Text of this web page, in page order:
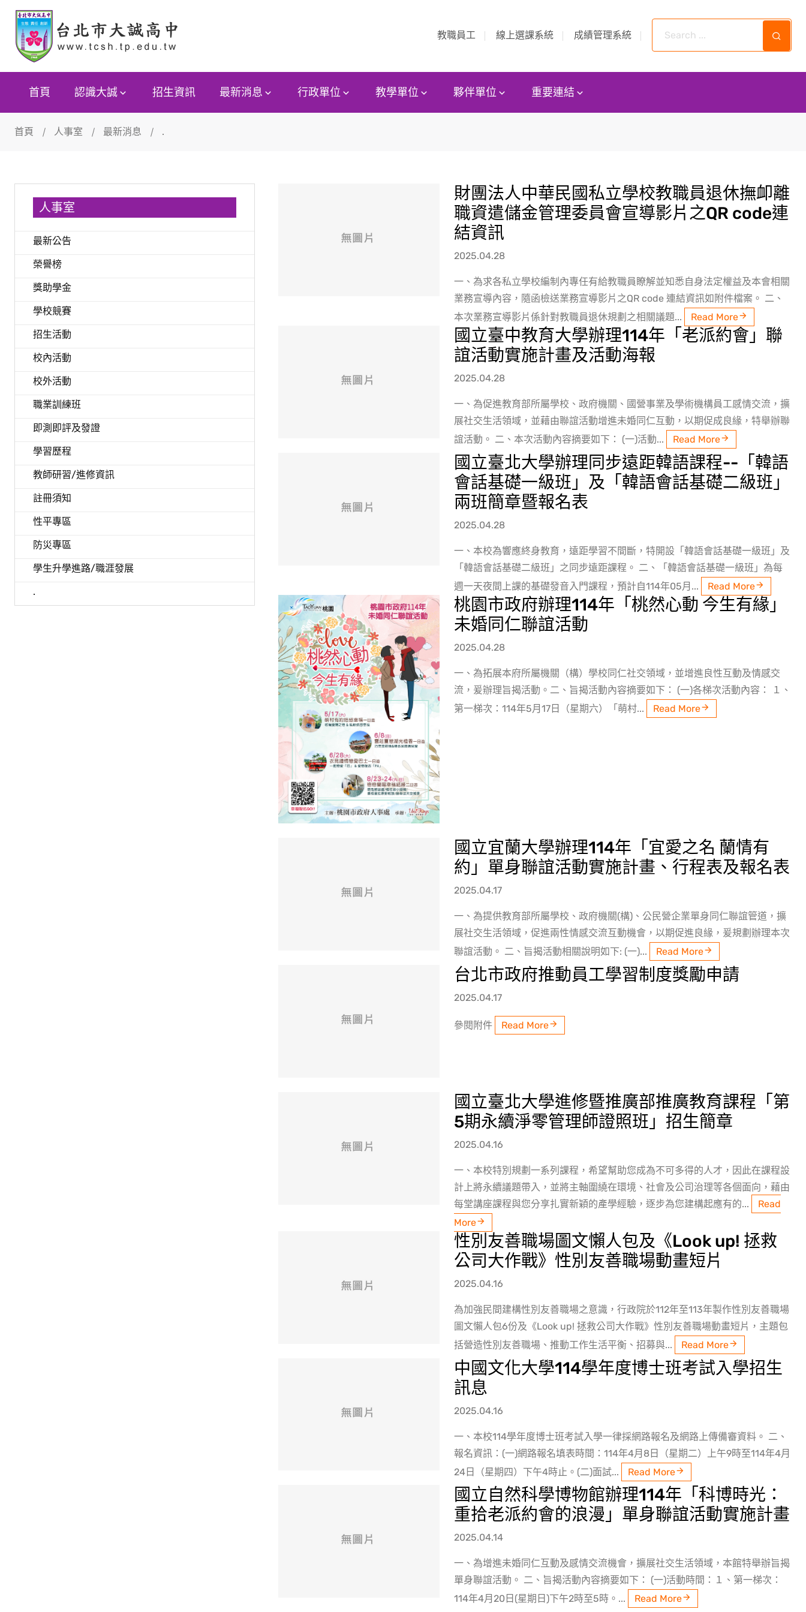
教職員工 線上選課系統 成績管理系統
首頁 認識大誠 招生資訊 最新消息 行政單位 教學單位 夥伴單位 重要連結
首頁 人事室 最新消息 .
人事室
最新公告
榮譽榜
獎助學金
學校競賽
招生活動
校內活動
校外活動
職業訓練班
即測即評及發證
學習歷程
教師研習/進修資訊
註冊須知
性平專區
防災專區
學生升學進路/職涯發展
.
財團法人中華民國私立學校教職員退休撫卹離
職資遣儲金管理委員會宣導影片之QR code連
結資訊
2025.04.28
一、為求各私立學校編制內專任有給教職員瞭解並知悉自身法定權益及本會相關
業務宣導內容，隨函檢送業務宣導影片之QR code 連結資訊如附件檔案。 二、
本次業務宣導影片係針對教職員退休規劃之相關議題...
Read More
國立臺中教育大學辦理114年「老派約會」聯
誼活動實施計畫及活動海報
2025.04.28
一、為促進教育部所屬學校、政府機關、國營事業及學術機構員工感情交流，擴
展社交生活領域，並藉由聯誼活動增進未婚同仁互動，以期促成良緣，特舉辦聯
誼活動。 二、本次活動內容摘要如下： (一)活動...
Read More
國立臺北大學辦理同步遠距韓語課程--「韓語
會話基礎一級班」及「韓語會話基礎二級班」
兩班簡章暨報名表
2025.04.28
一、本校為響應終身教育，遠距學習不間斷，特開設「韓語會話基礎一級班」及
「韓語會話基礎二級班」之同步遠距課程。 二、「韓語會話基礎一級班」為每
週一天夜間上課的基礎發音入門課程，預計自114年05月...
Read More
桃園市政府辦理114年「桃然心動 今生有緣」
未婚同仁聯誼活動
2025.04.28
一、為拓展本府所屬機關（構）學校同仁社交領域，並增進良性互動及情感交
流，爰辦理旨揭活動。二、旨揭活動內容摘要如下： (一)各梯次活動內容： １、
第一梯次：114年5月17日（星期六）「萌村...
Read More
國立宜蘭大學辦理114年「宜愛之名 蘭情有
約」單身聯誼活動實施計畫、行程表及報名表
2025.04.17
一、為提供教育部所屬學校、政府機關(構)、公民營企業單身同仁聯誼管道，擴
展社交生活領域，促進兩性情感交流互動機會，以期促進良緣，爰規劃辦理本次
聯誼活動。 二、旨揭活動相關說明如下: (一)...
Read More
台北市政府推動員工學習制度獎勵申請
2025.04.17
參閱附件 Read More
國立臺北大學進修暨推廣部推廣教育課程「第
5期永續淨零管理師證照班」招生簡章
2025.04.16
一、本校特別規劃一系列課程，希望幫助您成為不可多得的人才，因此在課程設
計上將永續議題帶入，並將主軸圍繞在環境、社會及公司治理等各個面向，藉由
每堂講座課程與您分享扎實新穎的產學經驗，逐步為您建構起應有的...
Read
More
性別友善職場圖文懶人包及《Look up! 拯救
公司大作戰》性別友善職場動畫短片
2025.04.16
為加強民間建構性別友善職場之意識，行政院於112年至113年製作性別友善職場
圖文懶人包6份及《Look up! 拯救公司大作戰》性別友善職場動畫短片，主題包
括營造性別友善職場、推動工作生活平衡、招募與...
Read More
中國文化大學114學年度博士班考試入學招生
訊息
2025.04.16
一、本校114學年度博士班考試入學一律採網路報名及網路上傳備審資料。 二、
報名資訊：(一)網路報名填表時間：114年4月8日（星期二）上午9時至114年4月
24日（星期四）下午4時止。(二)面試...
Read More
國立自然科學博物館辦理114年「科博時光：
重拾老派約會的浪漫」單身聯誼活動實施計畫
2025.04.14
一、為增進未婚同仁互動及感情交流機會，擴展社交生活領域，本館特舉辦旨揭
單身聯誼活動。 二、旨揭活動內容摘要如下： (一)活動時間：１、第一梯次：
114年4月20日(星期日)下午2時至5時。...
Read More